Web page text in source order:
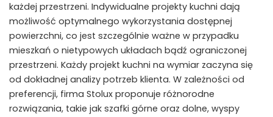
każdej przestrzeni. Indywidualne projekty kuchni dają
możliwość optymalnego wykorzystania dostępnej
powierzchni, co jest szczególnie ważne w przypadku
mieszkań o nietypowych układach bądź ograniczonej
przestrzeni. Każdy projekt kuchni na wymiar zaczyna się
od dokładnej analizy potrzeb klienta. W zależności od
preferencji, firma Stolux proponuje różnorodne
rozwiązania, takie jak szafki górne oraz dolne, wyspy